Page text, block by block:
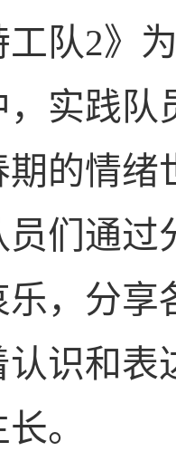
工队2》
实践队
期的情绪
们通过
乐，分
认识和表
。